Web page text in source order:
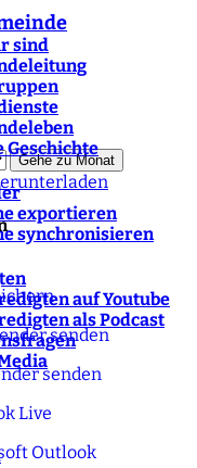
sind
Geschichte
exportieren
synchronisieren
auf Youtube
als Podcast
Gehe zu Monat
senden
senden
Live
Outlook